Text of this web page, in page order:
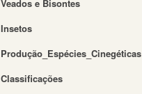
Veados e Bisontes
Insetos
Produção_Espécies_Cinegéticas
Classificações